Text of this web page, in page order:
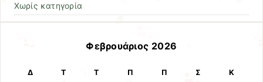
Χωρίς κατηγορία
Φεβρουάριος 2026
Δ Τ Τ Π Π Σ Κ